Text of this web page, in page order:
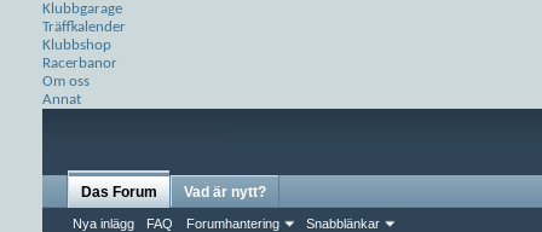
Klubbgarage
Träffkalender
Klubbshop
Racerbanor
Om oss
Annat
Das Forum
Nya inlägg FAQ Forumhantering Snabblänkar
Vad är nytt?